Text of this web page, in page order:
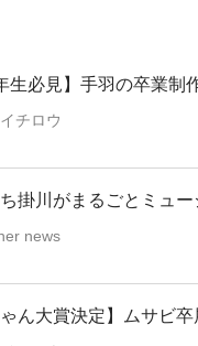
生必見】手羽の卒業制
チロウ
掛川がまるごとミュ
news
ゃん大賞決定】ムサビ